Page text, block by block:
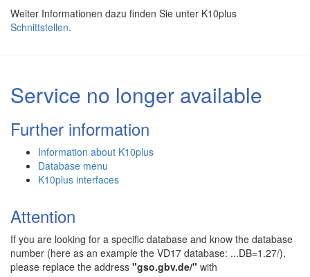
Weiter Informationen dazu finden Sie unter K10plus
Schnittstellen.
Service no longer available
Further information
Information about K10plus
Database menu
K10plus interfaces
Attention
If you are looking for a specific database and know the database
number (here as an example the VD17 database: ...DB=1.27/),
please replace the address "gso.gbv.de/" with